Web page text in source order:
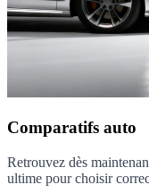
Comparatifs auto
Retrouvez dès
ultime pour choisir